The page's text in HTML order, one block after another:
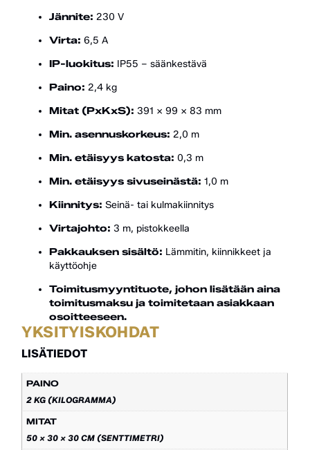
Jännite: 230 V
Virta: 6,5 A
IP-luokitus: IP55 – säänkestävä
Paino: 2,4 kg
Mitat (PxKxS): 391 x 99 x 83 mm
Min. asennuskorkeus: 2,0 m
Min. etäisyys katosta: 0,3 m
Min. etäisyys sivuseinästä: 1,0 m
Kiinnitys: Seinä- tai kulmakiinnitys
Virtajohto: 3 m, pistokkeella
Pakkauksen sisältö: Lämmitin, kiinnikkeet ja
käyttöohje
Toimitusmyyntituote, johon lisätään aina
toimitusmaksu ja toimitetaan asiakkaan
osoitteeseen.
YKSITYISKOHDAT
LISÄTIEDOT
PAINO
2 KG (KILOGRAMMA)
MITAT
50 × 30 × 30 CM (SENTTIMETRI)